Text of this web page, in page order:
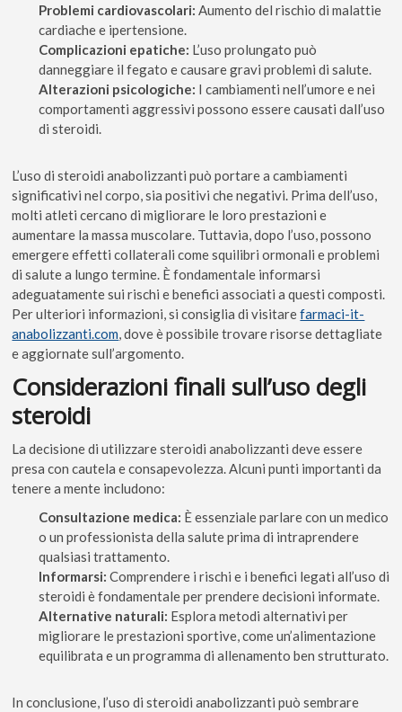
Problemi cardiovascolari: Aumento del rischio di malattie
cardiache e ipertensione.
Complicazioni epatiche: L’uso prolungato può
danneggiare il fegato e causare gravi problemi di salute.
Alterazioni psicologiche: I cambiamenti nell’umore e nei
comportamenti aggressivi possono essere causati dall’uso
di steroidi.
L’uso di steroidi anabolizzanti può portare a cambiamenti
significativi nel corpo, sia positivi che negativi. Prima dell’uso,
molti atleti cercano di migliorare le loro prestazioni e
aumentare la massa muscolare. Tuttavia, dopo l’uso, possono
emergere effetti collaterali come squilibri ormonali e problemi
di salute a lungo termine. È fondamentale informarsi
adeguatamente sui rischi e benefici associati a questi composti.
Per ulteriori informazioni, si consiglia di visitarefarmaci-it-
anabolizzanti.com, dove è possibile trovare risorse dettagliate
e aggiornate sull’argomento.
Considerazioni finali sull’uso degli
steroidi
La decisione di utilizzare steroidi anabolizzanti deve essere
presa con cautela e consapevolezza. Alcuni punti importanti da
tenere a mente includono:
Consultazione medica: È essenziale parlare con un medico
o un professionista della salute prima di intraprendere
qualsiasi trattamento.
Informarsi: Comprendere i rischi e i benefici legati all’uso di
steroidi è fondamentale per prendere decisioni informate.
Alternative naturali: Esplora metodi alternativi per
migliorare le prestazioni sportive, come un’alimentazione
equilibrata e un programma di allenamento ben strutturato.
In conclusione, l’uso di steroidi anabolizzanti può sembrare